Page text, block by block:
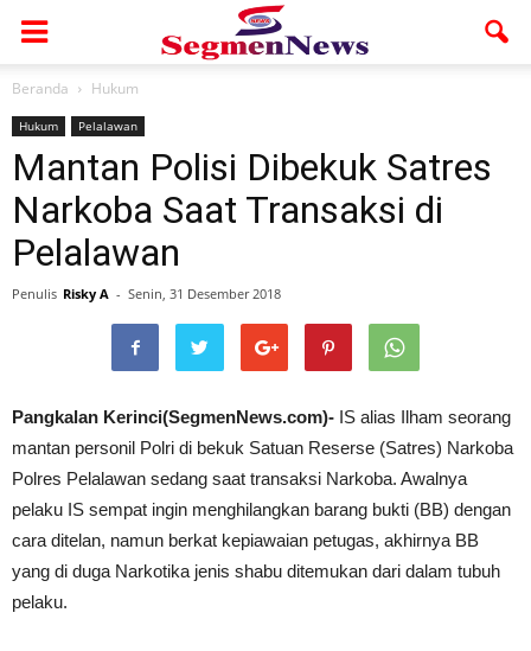
Beranda Hukum
Hukum Pelalawan
Mantan Polisi Dibekuk Satres
Narkoba Saat Transaksi di
Pelalawan
Penulis Risky A - Senin, 31 Desember 2018
Pangkalan Kerinci(SegmenNews.com)- IS alias Ilham seorang
mantan personil Polri di bekuk Satuan Reserse (Satres) Narkoba
Polres Pelalawan sedang saat transaksi Narkoba. Awalnya
pelaku IS sempat ingin menghilangkan barang bukti (BB) dengan
cara ditelan, namun berkat kepiawaian petugas, akhirnya BB
yang di duga Narkotika jenis shabu ditemukan dari dalam tubuh
pelaku.